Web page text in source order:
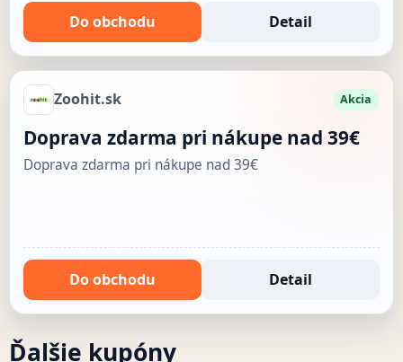
Do obchodu Detail
Zoohit.sk Akcia
Doprava zdarma pri nákupe nad 39€
Doprava zdarma pri nákupe nad 39€
Do obchodu Detail
Ďalšie kupóny